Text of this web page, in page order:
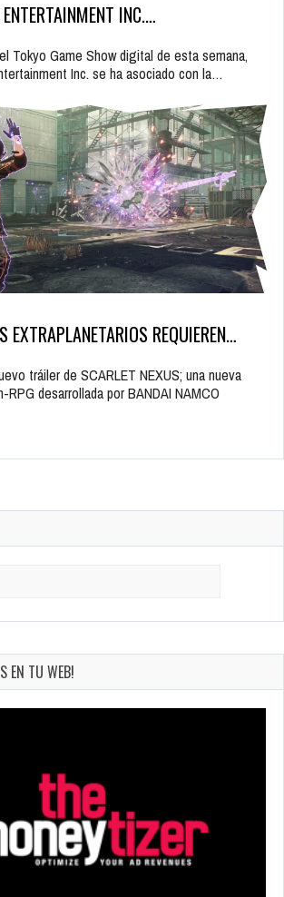
INC.…
Tokyo Game Show digital de esta semana,
Inc. se ha asociado con la…
EXTRAPLANETARIOS REQUIEREN…
tráiler de SCARLET NEXUS; una nueva
RPG desarrollada por BANDAI NAMCO
EN TU WEB!